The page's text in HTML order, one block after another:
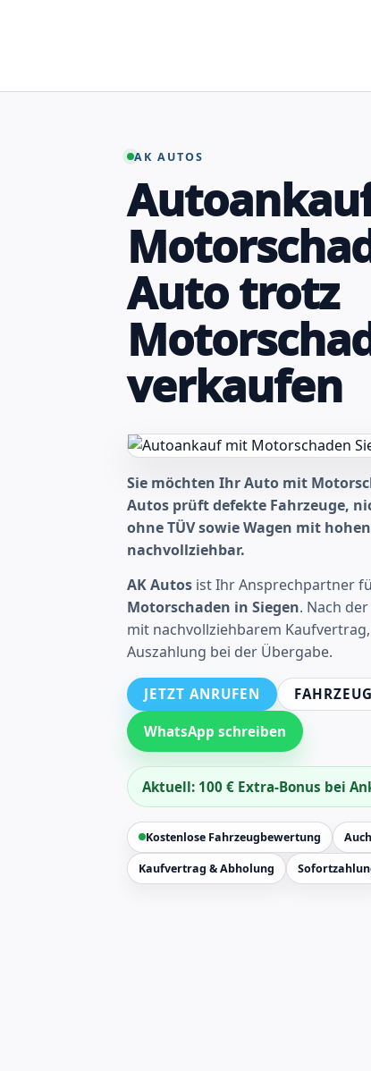
AK AUTOS
Auto trotz
verkaufen
Sie möchten Ihr Auto mit
Autos prüft defekte Fahrzeuge,
ohne TÜV sowie Wagen mit
nachvollziehbar.
AK Autos ist Ihr Ansprechpartner
Motorschaden in Siegen. Nach
mit nachvollziehbarem
Auszahlung bei der Übergabe.
JETZT ANRUFEN
WhatsApp schreiben
Aktuell: 100 € Extra-Bonus bei
Kostenlose Fahrzeugbewertung
Kaufvertrag & Abholung